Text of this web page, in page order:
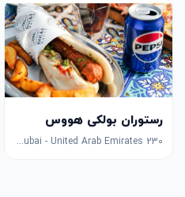
رستوران بولکی هووس
230 Jumeirah St - Jumeirah - Jumeirah 1 - Dubai - United Arab Emirates